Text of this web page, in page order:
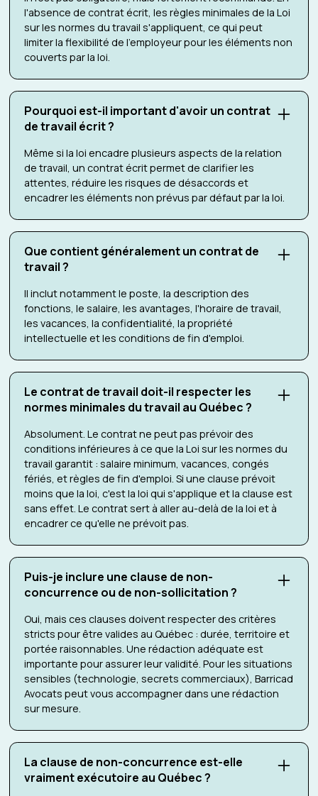
l'absence de contrat écrit, les règles minimales de la Loi
sur les normes du travail s'appliquent, ce qui peut
limiter la flexibilité de l'employeur pour les éléments non
couverts par la loi.
Pourquoi est-il important d'avoir un contrat
de travail écrit ?
Même si la loi encadre plusieurs aspects de la relation
de travail, un contrat écrit permet de clarifier les
attentes, réduire les risques de désaccords et
encadrer les éléments non prévus par défaut par la loi.
Que contient généralement un contrat de
travail ?
Il inclut notamment le poste, la description des
fonctions, le salaire, les avantages, l'horaire de travail,
les vacances, la confidentialité, la propriété
intellectuelle et les conditions de fin d'emploi.
Le contrat de travail doit-il respecter les
normes minimales du travail au Québec ?
Absolument. Le contrat ne peut pas prévoir des
conditions inférieures à ce que la Loi sur les normes du
travail garantit : salaire minimum, vacances, congés
fériés, et règles de fin d'emploi. Si une clause prévoit
moins que la loi, c'est la loi qui s'applique et la clause est
sans effet. Le contrat sert à aller au-delà de la loi et à
encadrer ce qu'elle ne prévoit pas.
Puis-je inclure une clause de non-
concurrence ou de non-sollicitation ?
Oui, mais ces clauses doivent respecter des critères
stricts pour être valides au Québec : durée, territoire et
portée raisonnables. Une rédaction adéquate est
importante pour assurer leur validité. Pour les situations
sensibles (technologie, secrets commerciaux), Barricad
Avocats peut vous accompagner dans une rédaction
sur mesure.
La clause de non-concurrence est-elle
vraiment exécutoire au Québec ?